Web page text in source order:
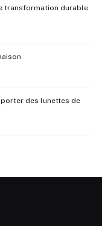
transformation durable
des lunettes de